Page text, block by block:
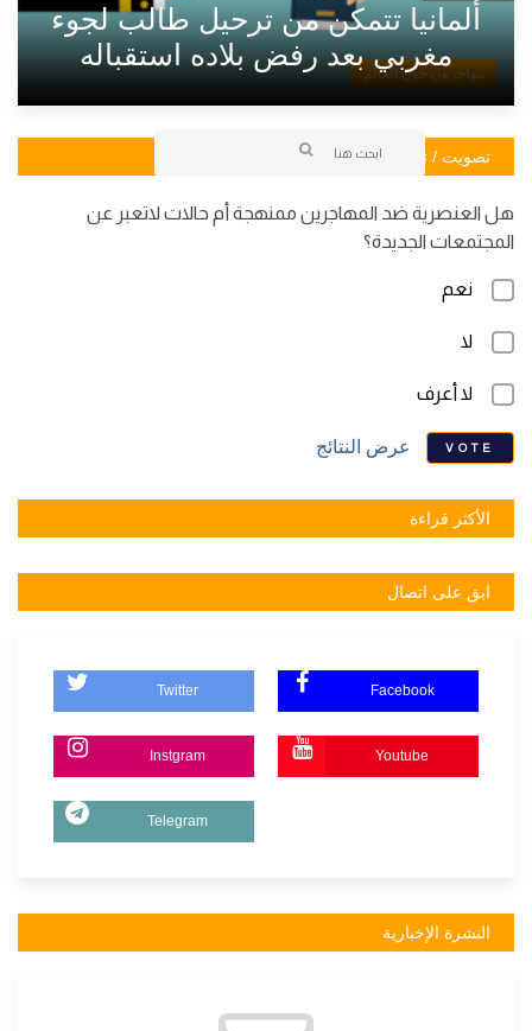
مهاجرون حول العالم
ألمانيا تتمكن من ترحيل طالب لجوء
مغربي بعد رفض بلاده استقباله
تصويت / تصويت
هل العنصرية ضد المهاجرين ممنهجة أم حالات لاتعبر عن
المجتمعات الجديدة؟
نعم
لا
لا أعرف
VOTE عرض النتائج
الأكثر قراءة
ابق على اتصال
Twitter Facebook
Instgram Youtube
Telegram
النشرة الإخبارية